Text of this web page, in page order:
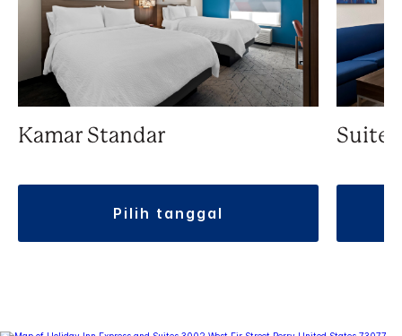
Kamar Standar
pilih tanggal
Suite